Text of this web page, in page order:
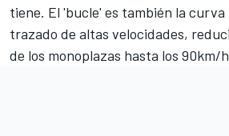
tiene. El 'bucle' es también la curva
trazado de altas velocidades,
de los monoplazas hasta los 90km/